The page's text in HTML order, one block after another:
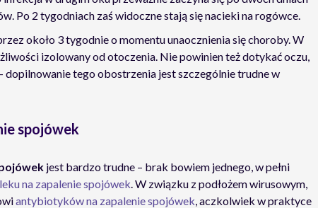
Po 2 tygodniach zaś widoczne stają się nacieki na rogówce.
około 3 tygodnie o momentu unaocznienia się choroby. W
izolowany od otoczenia. Nie powinien też dotykać oczu,
dopilnowanie tego obostrzenia jest szczególnie trudne w
spojówek
jest bardzo trudne – brak bowiem jednego, w pełni
leku na zapalenie spojówek. W związku z podłożem wirusowym,
antybiotyków na zapalenie spojówek, aczkolwiek w praktyce